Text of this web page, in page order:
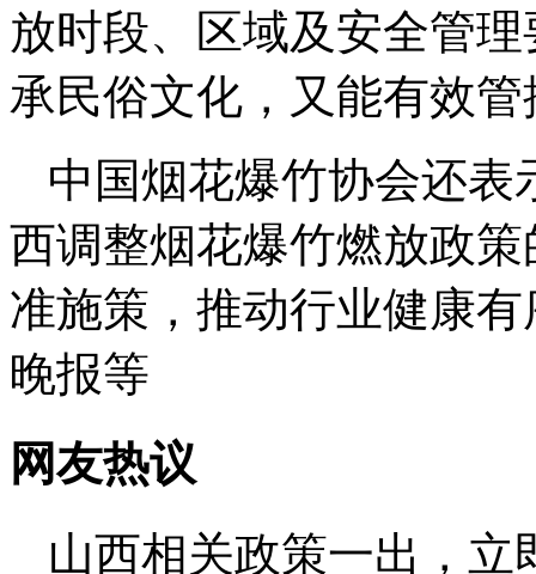
放时段、区域及安全管
承民俗文化，又能有效
中国烟花爆竹协会还
西调整烟花爆竹燃放政
准施策，推动行业健康
晚报等
网友热议
山西相关政策一出，